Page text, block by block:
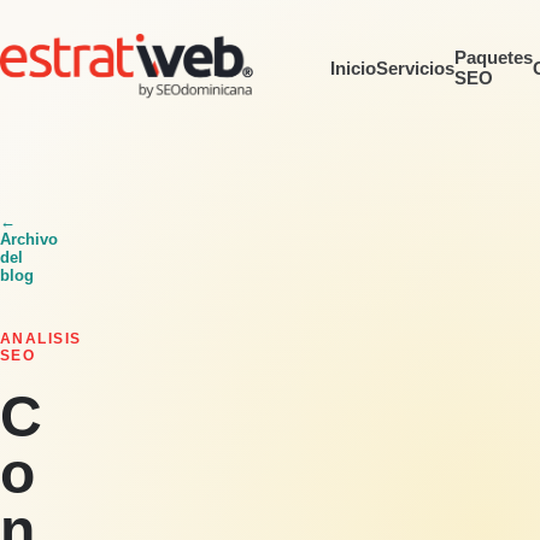
InicioServiciosPaquetes
SEO
←
Archivo
del
blog
ANALISIS
SEO
C
o